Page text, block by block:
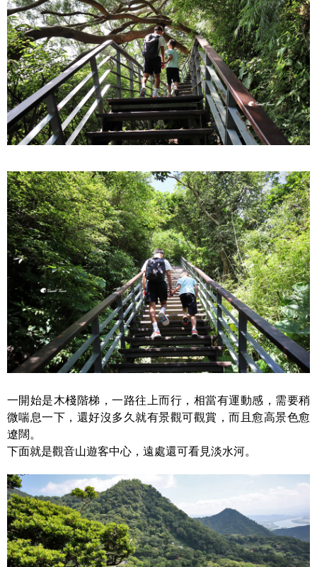
一開始是木棧階梯，一路往上而行，相當有運動感，需要稍
微喘息一下，還好沒多久就有景觀可觀賞，而且愈高景色愈
遼闊。
下面就是觀音山遊客中心，遠處還可看見淡水河。